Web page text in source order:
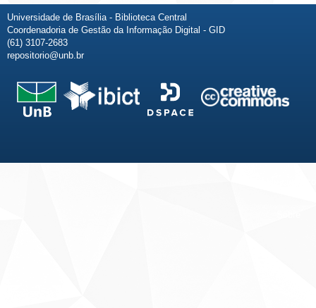
Universidade de Brasília - Biblioteca Central
Coordenadoria de Gestão da Informação Digital - GID
(61) 3107-2683
repositorio@unb.br